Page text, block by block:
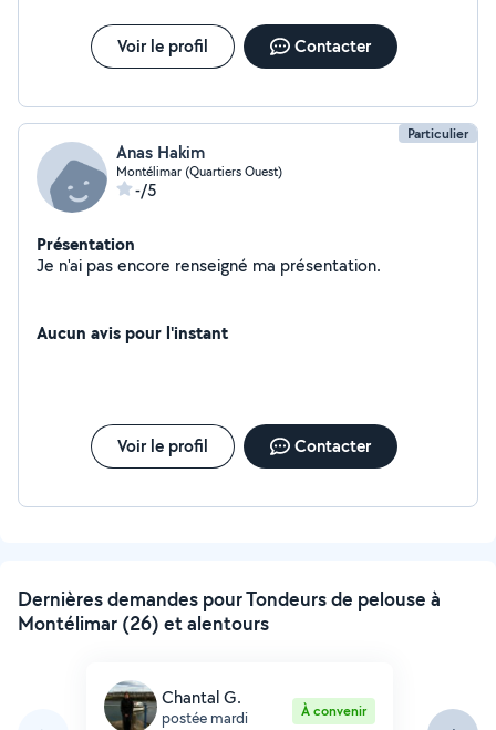
Voir le profil Contacter
Particulier
Anas Hakim
Montélimar (Quartiers Ouest)
-/5
Présentation
Je n'ai pas encore renseigné ma présentation.
Aucun avis pour l'instant
Voir le profil Contacter
Dernières demandes pour Tondeurs de pelouse à
Montélimar (26) et alentours
Chantal G.
postée mardi À convenir